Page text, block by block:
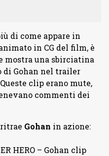
di come appare in
in CG del film, è
mostra una sbirciatina
di Gohan nel trailer
clip erano mute,
commenti dei
Gohan in azione:
HERO – Gohan clip